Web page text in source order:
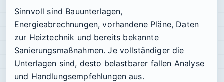
Sinnvoll sind Bauunterlagen,
Energieabrechnungen, vorhandene Pläne, Daten
zur Heiztechnik und bereits bekannte
Sanierungsmaßnahmen. Je vollständiger die
Unterlagen sind, desto belastbarer fallen Analyse
und Handlungsempfehlungen aus.